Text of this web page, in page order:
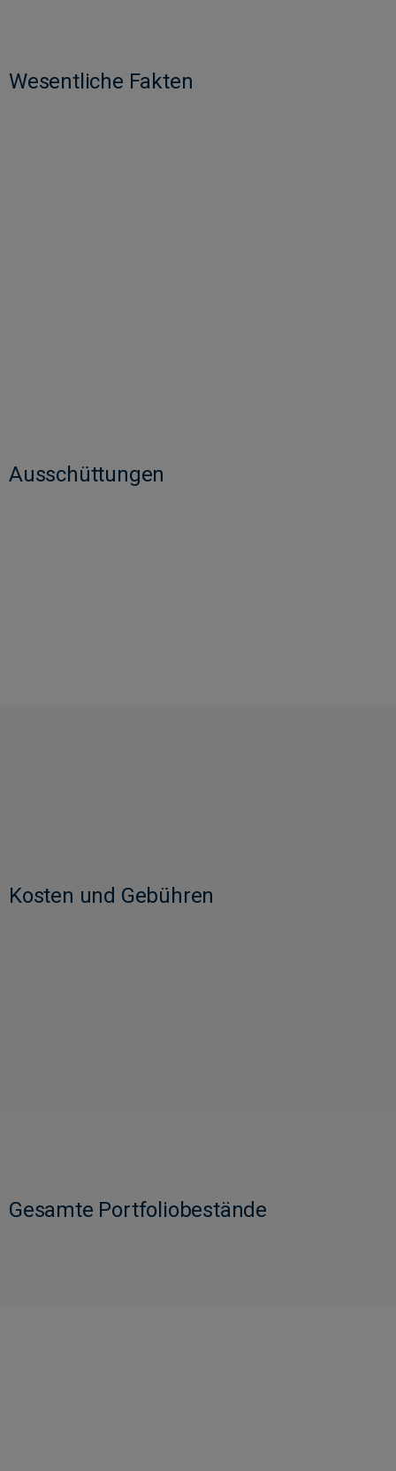
Wesentliche Fakten
Ausschüttungen
Kosten und Gebühren
Gesamte Portfoliobestände